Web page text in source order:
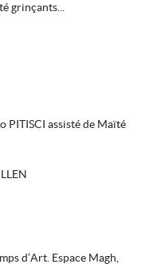
grinçants...
PITISCI assisté de Maïté
d’Art. Espace Magh,